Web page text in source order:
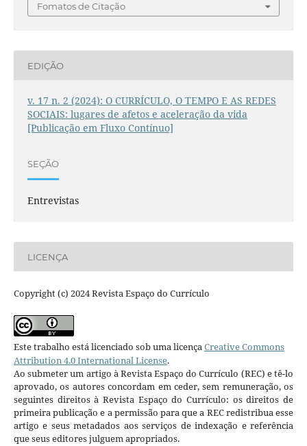
Fomatos de Citação
EDIÇÃO
v. 17 n. 2 (2024): O CURRÍCULO, O TEMPO E AS REDES
SOCIAIS: lugares de afetos e aceleração da vida
[Publicação em Fluxo Contínuo]
SEÇÃO
Entrevistas
LICENÇA
Copyright (c) 2024 Revista Espaço do Currículo
Este trabalho está licenciado sob uma licençaCreative Commons
Attribution 4.0 International License.
Ao submeter um artigo à Revista Espaço do Currículo (REC) e tê-lo
aprovado, os autores concordam em ceder, sem remuneração, os
seguintes direitos à Revista Espaço do Currículo: os direitos de
primeira publicação e a permissão para que a REC redistribua esse
artigo e seus metadados aos serviços de indexação e referência
que seus editores julguem apropriados.